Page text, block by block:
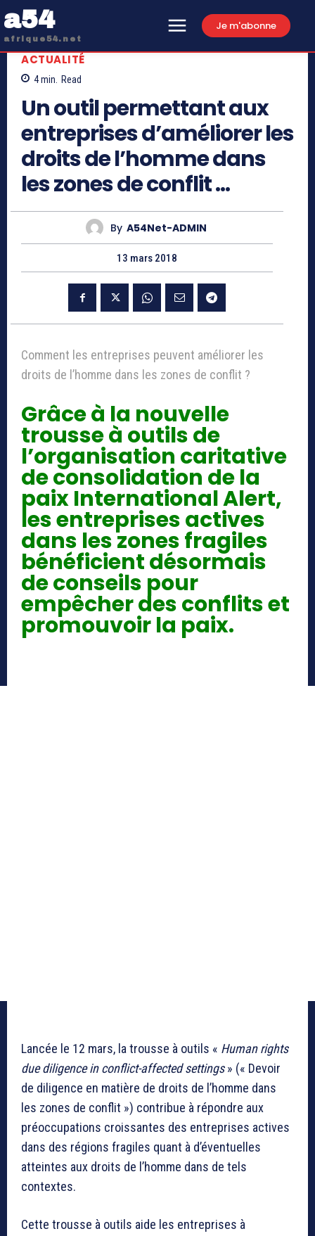
a54
afrique54.net
Je m'abonne
ACTUALITÉ
4min. Read
Un outil permettant aux
entreprises d’améliorer les
droits de l’homme dans
les zones de conflit …
By A54Net-ADMIN
13 mars 2018
Comment les entreprises peuvent améliorer les
droits de l’homme dans les zones de conflit ?
Grâce à la nouvelle
trousse à outils de
l’organisation caritative
de consolidation de la
paix International Alert,
les entreprises actives
dans les zones fragiles
bénéficient désormais
de conseils pour
empêcher des conflits et
promouvoir la paix.
Lancée le 12 mars, la trousse à outils « Human rights
due diligence in conflict-affected settings» (« Devoir
de diligence en matière de droits de l’homme dans
les zones de conflit ») contribue à répondre aux
préoccupations croissantes des entreprises actives
dans des régions fragiles quant à d’éventuelles
atteintes aux droits de l’homme dans de tels
contextes.
Cette trousse à outils aide les entreprises à